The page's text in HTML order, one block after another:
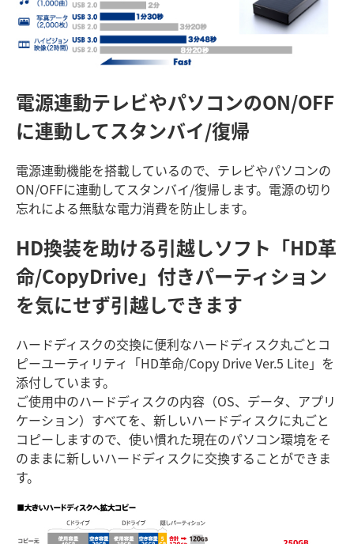
電源連動テレビやパソコンのON/OFF
に連動してスタンバイ/復帰
電源連動機能を搭載しているので、テレビやパソコンの
ON/OFFに連動してスタンバイ/復帰します。電源の切り
忘れによる無駄な電力消費を防止します。
HD換装を助ける引越しソフト「HD革
命/CopyDrive」付きパーティション
を気にせず引越しできます
ハードディスクの交換に便利なハードディスク丸ごとコ
ピーユーティリティ「HD革命/Copy Drive Ver.5 Lite」を
添付しています。
ご使用中のハードディスクの内容（OS、データ、アプリ
ケーション）すべてを、新しいハードディスクに丸ごと
コピーしますので、使い慣れた現在のパソコン環境をそ
のままに新しいハードディスクに交換することができま
す。